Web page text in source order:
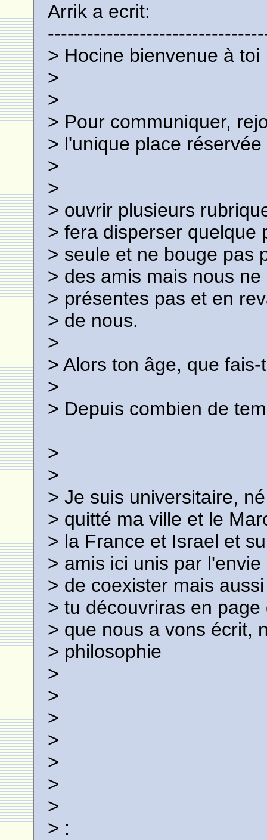
Arrik a ecrit:
> Hocine bienvenue à toi
>
>
> Pour communiquer,
> l'unique place
>
>
> ouvrir plusieurs
> fera disperser quelque
> seule et ne bouge pas
> des amis mais nous
> présentes pas et en
> de nous.
>
> Alors ton âge, que
>
> Depuis combien de
>
>
> Je suis universitaire,
> quitté ma ville et le
> la France et Israel et
> amis ici unis par
> de coexister mais
> tu découvriras en
> que nous a vons écrit,
> philosophie
>
>
>
>
>
>
>
> :